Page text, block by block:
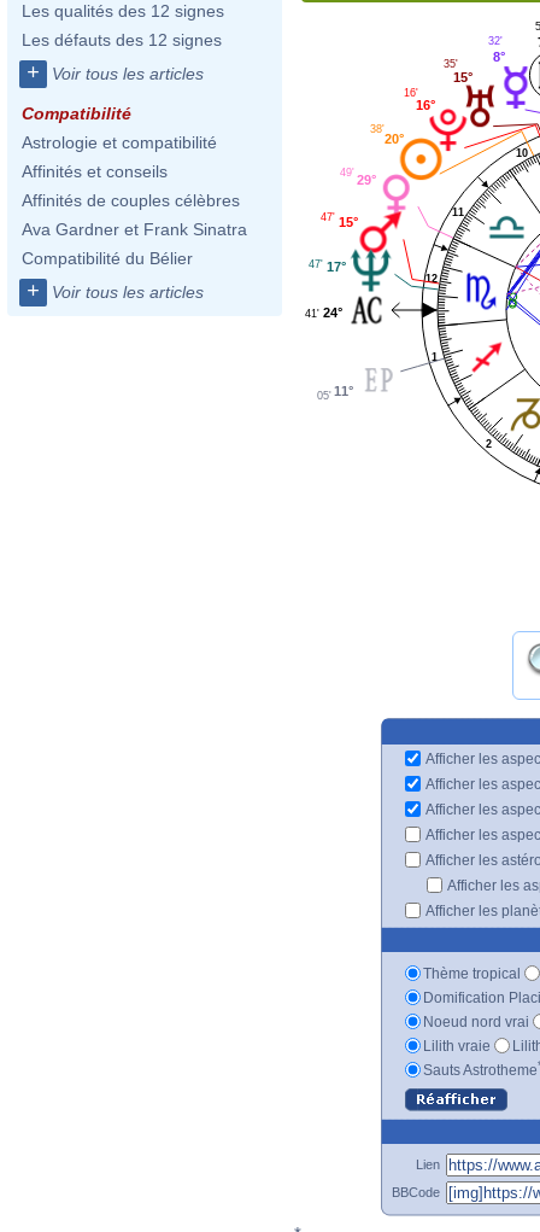
Les qualités des 12 signes
Les défauts des 12 signes
+ Voir tous les articles
Compatibilité
Astrologie et compatibilité
Affinités et conseils
Affinités de couples célèbres
Ava Gardner et Frank Sinatra
Compatibilité du Bélier
+ Voir tous les articles
1
2
10
11
12
8°
32'
15°
35'
16°
16'
20°
38'
29°
49'
15°
47'
17°
47'
24°
41'
11°
05'
Afficher les
Afficher les
Afficher les
Afficher les
Afficher les
Afficher les
Afficher les
Thème tropical
Domification
Noeud nord vrai
Lilith vraie
Sauts Astrotheme
Lien
BBCode